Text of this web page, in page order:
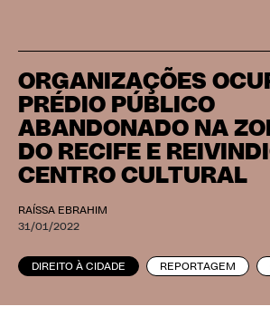
ORGANIZAÇÕES
PRÉDIO PÚBLICO
ABANDONADO NA
DO RECIFE E
CENTRO CULTURAL
RAÍSSA EBRAHIM
31/01/2022
DIREITO À CIDADE REPORTAGEM